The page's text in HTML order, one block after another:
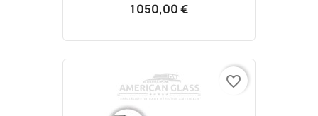
1 050,00 €
favorite_border